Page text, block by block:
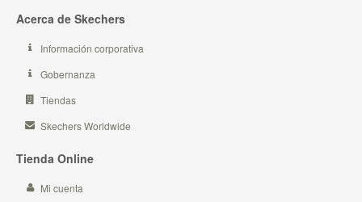
Acerca de Skechers
Información corporativa
Gobernanza
Tiendas
Skechers Worldwide
Tienda Online
Mi cuenta